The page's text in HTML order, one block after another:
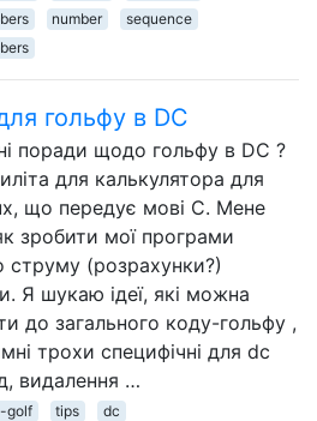
number
sequence
гольфу в DC
поради щодо гольфу в DC ?
для калькулятора для
що передує мові C. Мене
зробити мої програми
струму (розрахунки?)
Я шукаю ідеї, які можна
до загального коду-гольфу ,
трохи специфічні для dc
видалення …
golf tips dc